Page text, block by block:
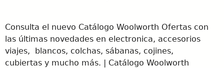
Consulta el nuevo Catálogo Woolworth Ofertas con
las últimas novedades en electronica, accesorios
viajes, blancos, colchas, sábanas, cojines,
cubiertas y mucho más. | Catálogo Woolworth